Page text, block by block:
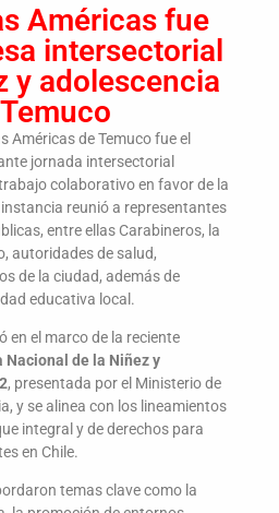
Américas fue
intersectorial
y adolescencia
Américas de Temuco fue el
jornada intersectorial
colaborativo en favor de la
reunió a representantes
entre ellas Carabineros, la
autoridades de salud,
de la ciudad, además de
educativa local.
en el marco de la reciente
Nacional de la Niñez y
, presentada por el Ministerio de
y se alinea con los lineamientos
integral y de derechos para
en Chile.
temas clave como la